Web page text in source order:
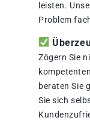
leisten.
Problem
Zögern Sie
beraten Sie
Sie sich